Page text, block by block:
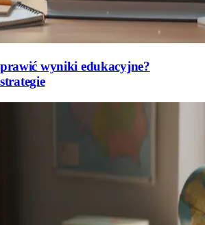
wyniki edukacyjne?